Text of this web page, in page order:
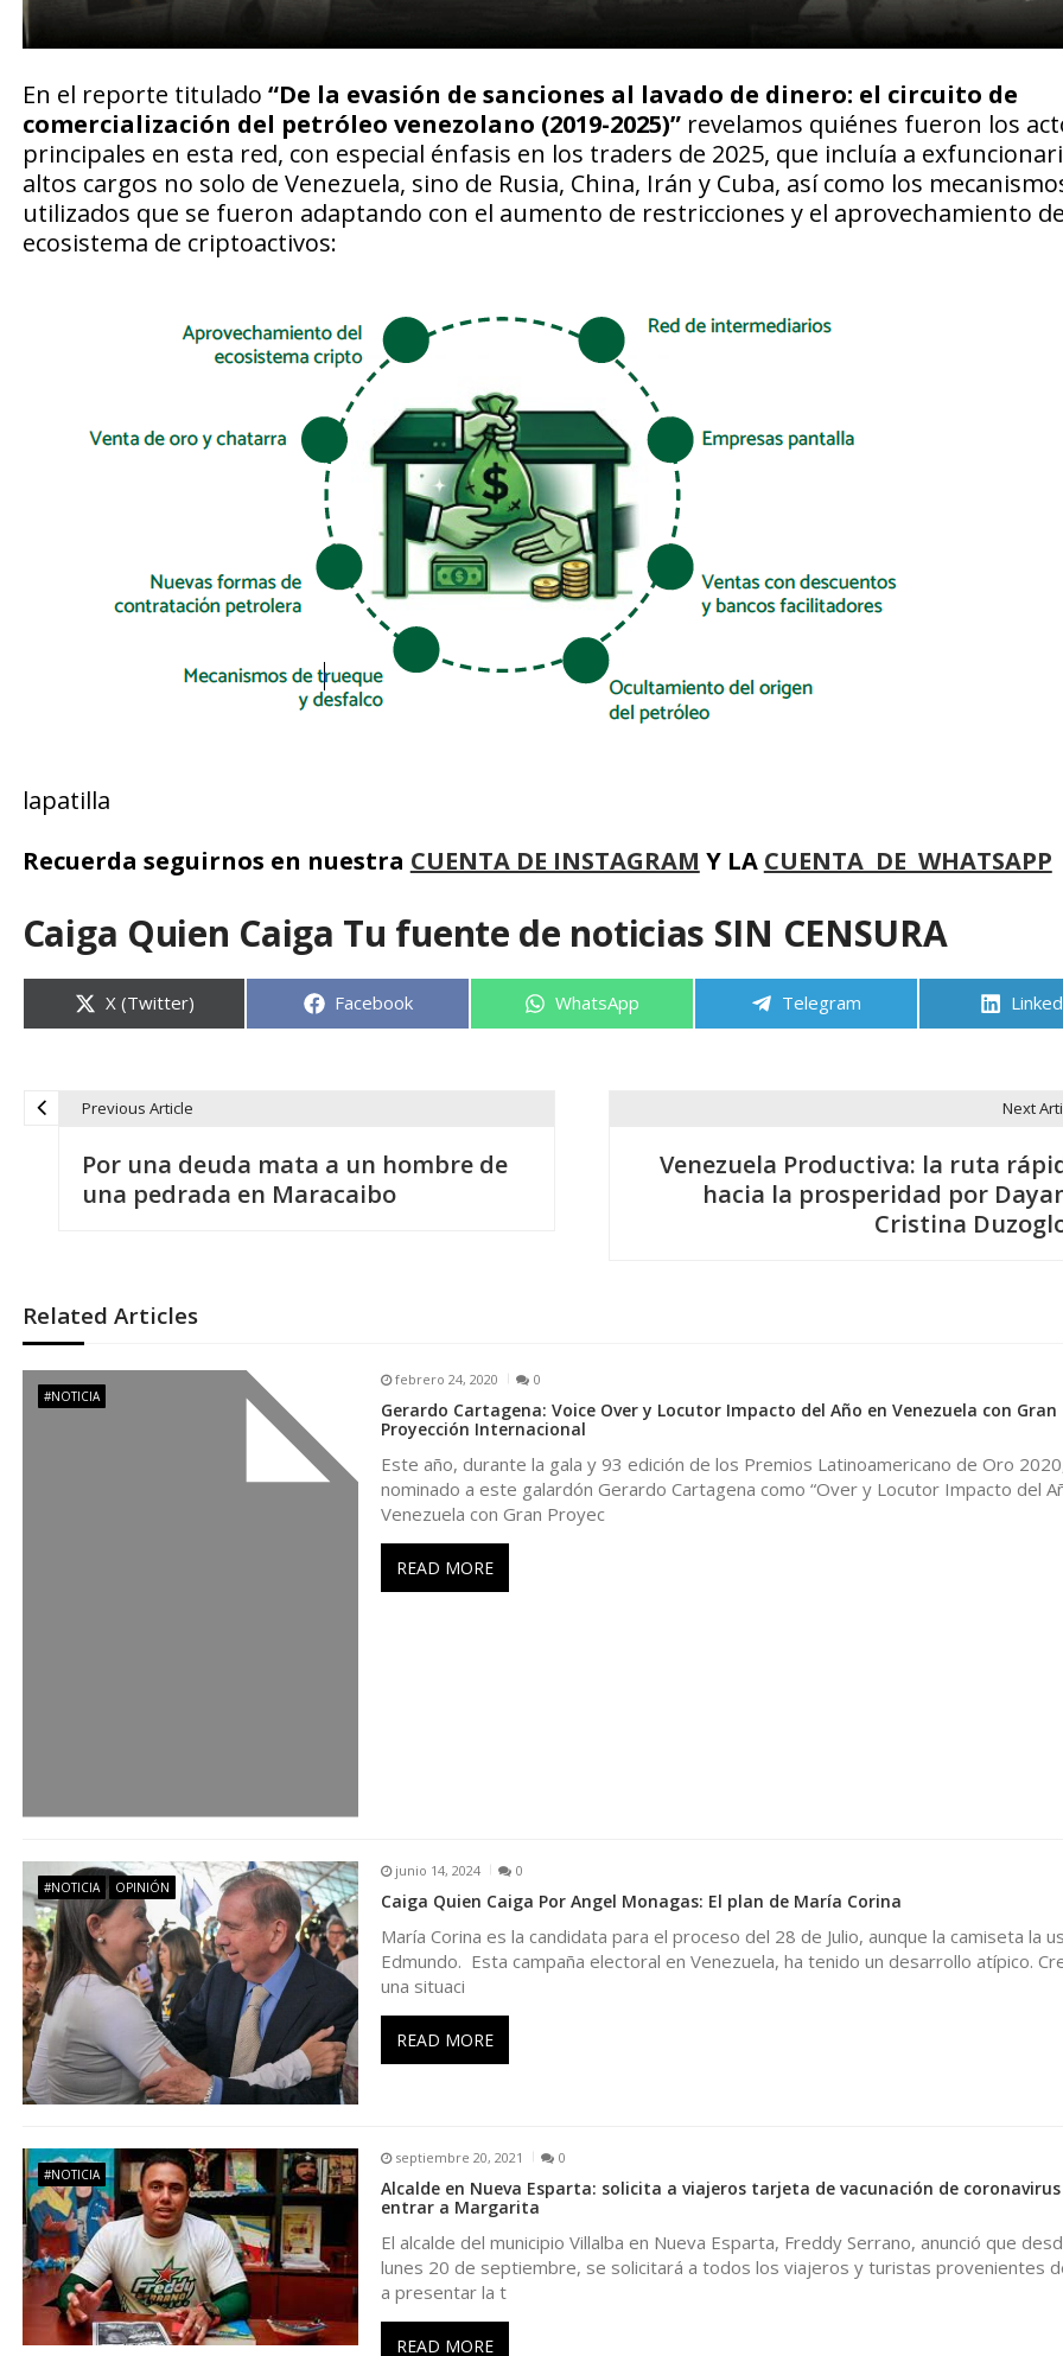
En el reporte titulado “De la evasión de sanciones al lavado de dinero: el circuito de
comercialización del petróleo venezolano (2019-2025)”revelamos quiénes fueron los
principales en esta red, con especial énfasis en los traders de 2025, que incluía a
altos cargos no solo de Venezuela, sino de Rusia, China, Irán y Cuba, así como los
utilizados que se fueron adaptando con el aumento de restricciones y el aprovechamiento
ecosistema de criptoactivos:
lapatilla
Recuerda seguirnos en nuestra CUENTA DE INSTAGRAM Y LA CUENTA DE WHATSAPP
Caiga Quien Caiga Tu fuente de noticias SIN CENSURA
Compartir
en
X (Twitter) Compartir
Facebook Compartir
WhatsApp Compartir
Telegram
e
g
e
n
t
r
a
d
a
s
Previous Article
Por una deuda mata a un hombre de
una pedrada en Maracaibo
Next
Venezuela Productiva: la ruta
hacia la prosperidad por
Cristina
Related Articles
#NOTICIA
febrero 24, 2020 0
Gerardo Cartagena: Voice Over y Locutor Impacto del Año en Venezuela con Gran
Proyección Internacional
Este año, durante la gala y 93 edición de los Premios Latinoamericano de Oro
nominado a este galardón Gerardo Cartagena como “Over y Locutor Impacto del
Venezuela con Gran Proyec
READ MORE
#NOTICIA OPINIÓN
junio 14, 2024 0
Caiga Quien Caiga Por Angel Monagas: El plan de María Corina
María Corina es la candidata para el proceso del 28 de Julio, aunque la camiseta la
Edmundo. Esta campaña electoral en Venezuela, ha tenido un desarrollo atípico.
una situaci
READ MORE
#NOTICIA
septiembre 20, 2021 0
Alcalde en Nueva Esparta: solicita a viajeros tarjeta de vacunación de
entrar a Margarita
El alcalde del municipio Villalba en Nueva Esparta, Freddy Serrano, anunció que
lunes 20 de septiembre, se solicitará a todos los viajeros y turistas provenientes
a presentar la t
READ MORE